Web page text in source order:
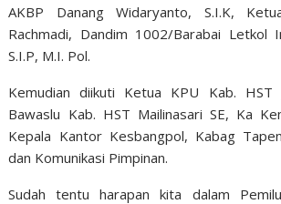
AKBP Danang Widaryanto, S.I.K,
Rachmadi, Dandim 1002/Barabai Letkol
S.I.P, M.I. Pol.
Kemudian diikuti Ketua KPU Kab. HST
Bawaslu Kab. HST Mailinasari SE, Ka
Kepala Kantor Kesbangpol, Kabag
dan Komunikasi Pimpinan.
Sudah tentu harapan kita dalam